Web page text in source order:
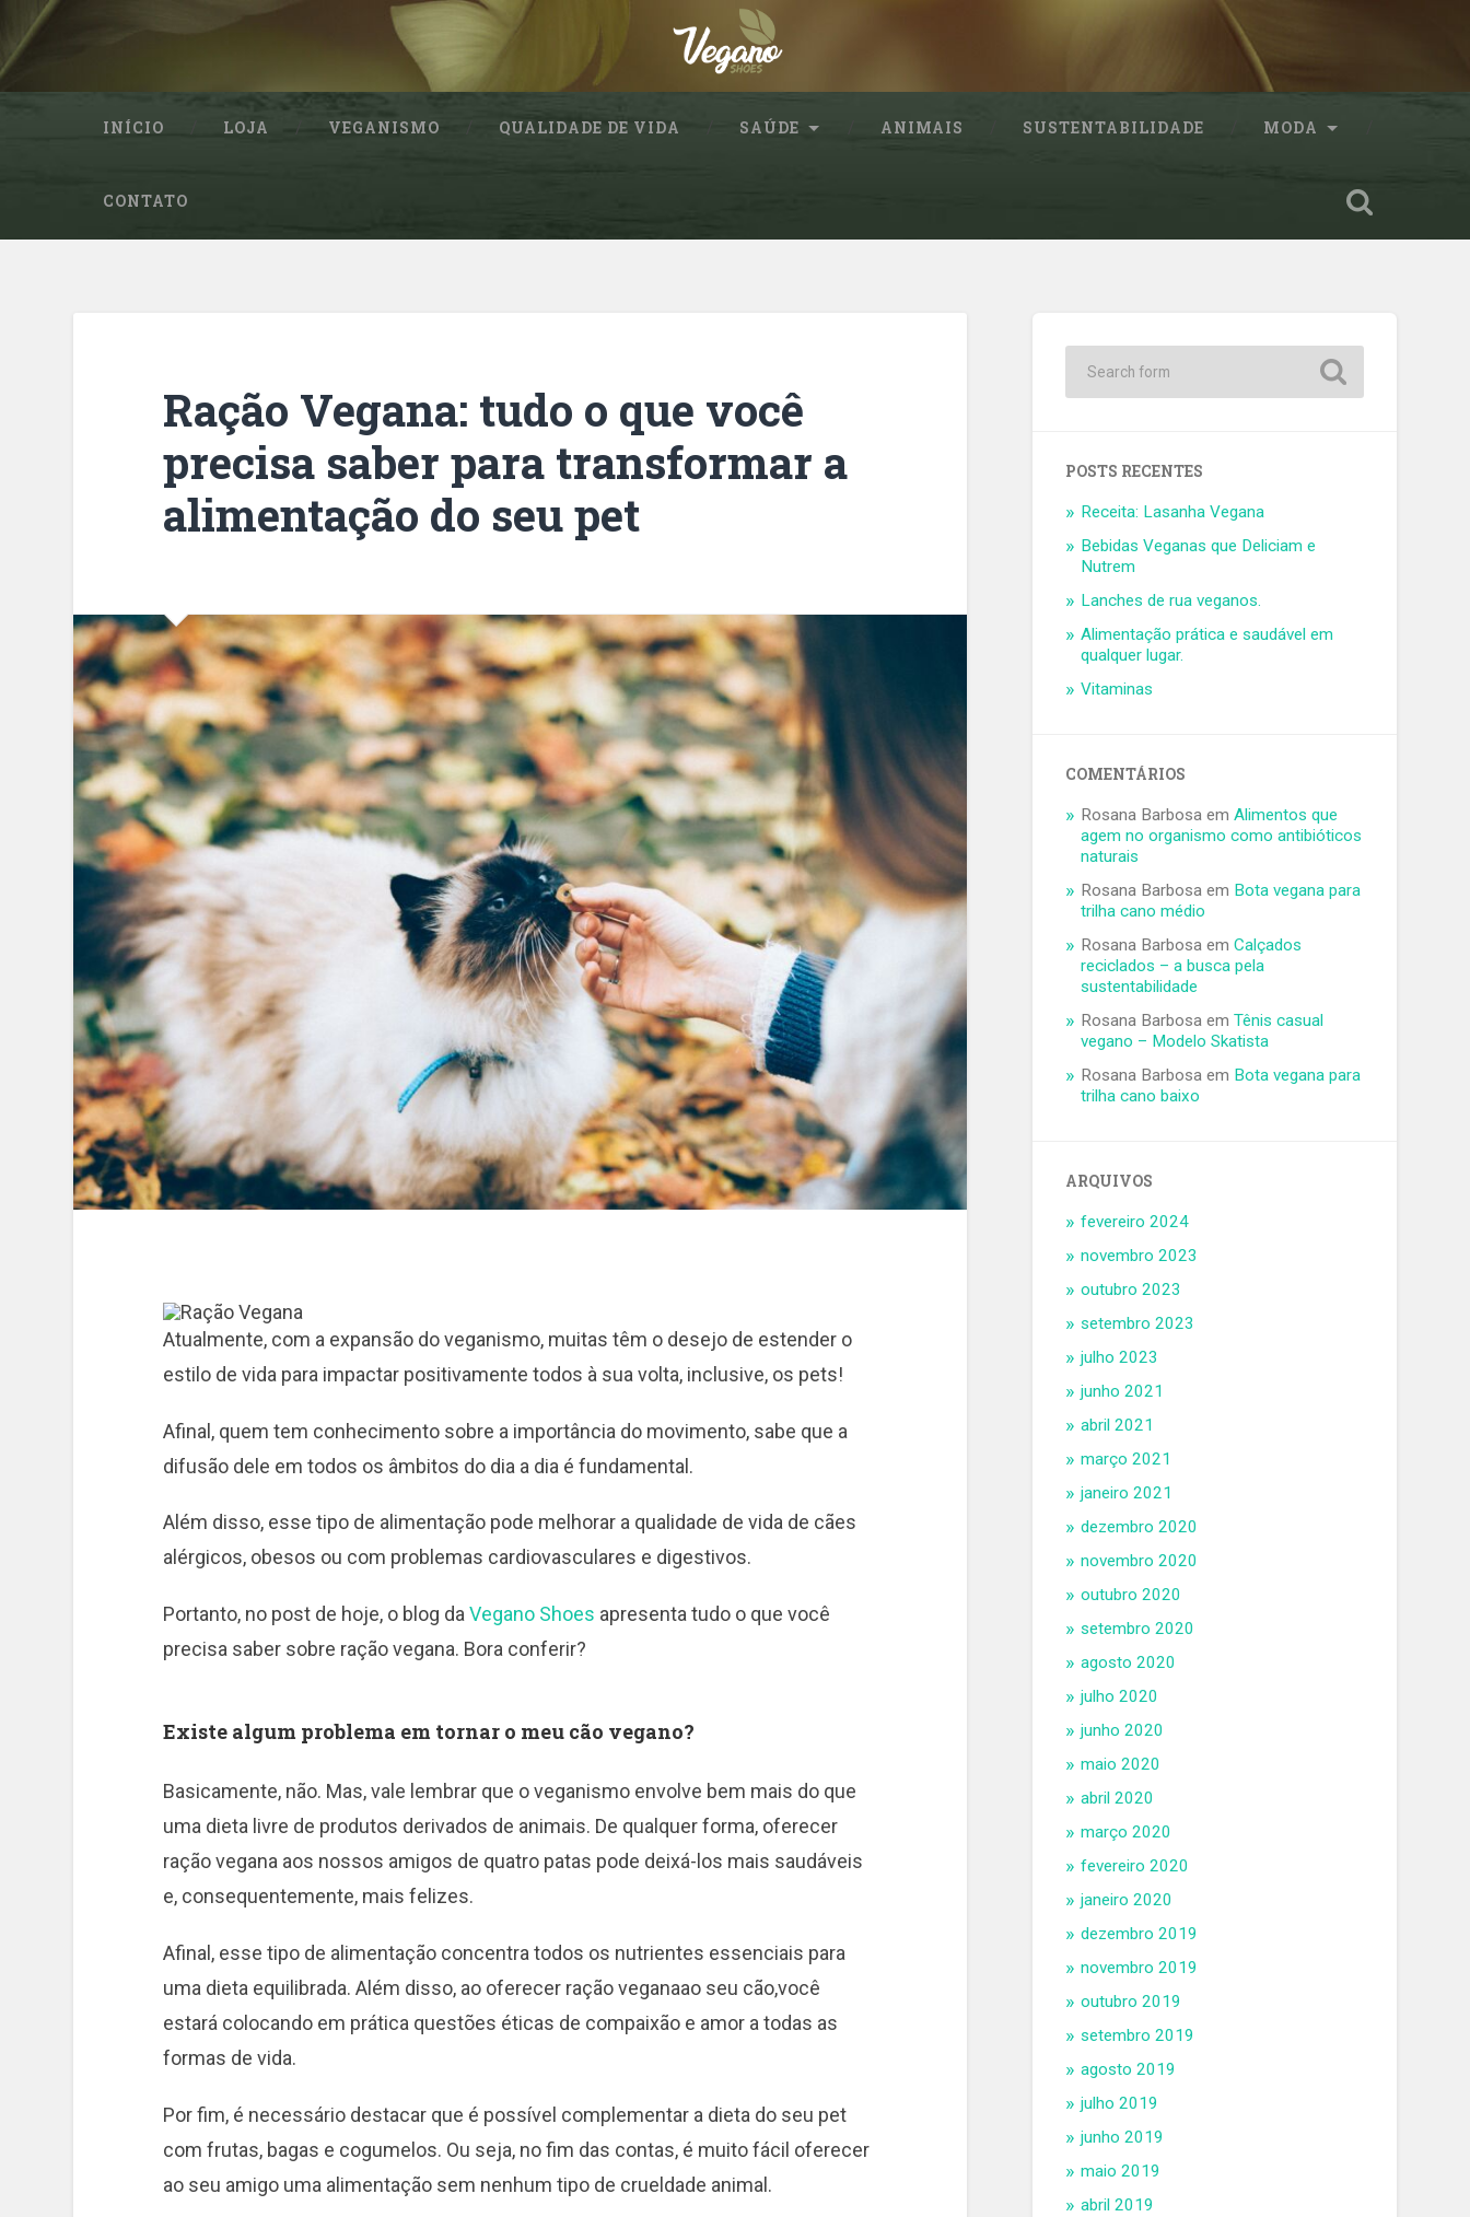
INÍCIO LOJA VEGANISMO QUALIDADE DE VIDA SAÚDE ANIMAIS SUSTENTABILIDADE MODA
CONTATO
Ração Vegana: tudo o que você
precisa saber para transformar a
alimentação do seu pet
Atualmente, com a expansão do veganismo, muitas têm o desejo de estender o
estilo de vida para impactar positivamente todos à sua volta, inclusive, os pets!
Afinal, quem tem conhecimento sobre a importância do movimento, sabe que a
difusão dele em todos os âmbitos do dia a dia é fundamental.
Além disso, esse tipo de alimentação pode melhorar a qualidade de vida de cães
alérgicos, obesos ou com problemas cardiovasculares e digestivos.
Portanto, no post de hoje, o blog da Vegano Shoes apresenta tudo o que você
precisa saber sobre ração vegana. Bora conferir?
Existe algum problema em tornar o meu cão vegano?
Basicamente, não. Mas, vale lembrar que o veganismo envolve bem mais do que
uma dieta livre de produtos derivados de animais. De qualquer forma, oferecer
ração vegana aos nossos amigos de quatro patas pode deixá-los mais saudáveis
e, consequentemente, mais felizes.
Afinal, esse tipo de alimentação concentra todos os nutrientes essenciais para
uma dieta equilibrada. Além disso, ao oferecer ração veganaao seu cão,você
estará colocando em prática questões éticas de compaixão e amor a todas as
formas de vida.
Por fim, é necessário destacar que é possível complementar a dieta do seu pet
com frutas, bagas e cogumelos. Ou seja, no fim das contas, é muito fácil oferecer
ao seu amigo uma alimentação sem nenhum tipo de crueldade animal.
POSTS RECENTES
Receita: Lasanha Vegana
Bebidas Veganas que Deliciam e
Nutrem
Lanches de rua veganos.
Alimentação prática e saudável em
qualquer lugar.
Vitaminas
COMENTÁRIOS
Rosana Barbosa emAlimentos que
agem no organismo como antibióticos
naturais
Rosana Barbosa em Bota vegana para
trilha cano médio
Rosana Barbosa emCalçados
reciclados – a busca pela
sustentabilidade
Rosana Barbosa emTênis casual
vegano – Modelo Skatista
Rosana Barbosa em Bota vegana para
trilha cano baixo
ARQUIVOS
fevereiro 2024
novembro 2023
outubro 2023
setembro 2023
julho 2023
junho 2021
abril 2021
março 2021
janeiro 2021
dezembro 2020
novembro 2020
outubro 2020
setembro 2020
agosto 2020
julho 2020
junho 2020
maio 2020
abril 2020
março 2020
fevereiro 2020
janeiro 2020
dezembro 2019
novembro 2019
outubro 2019
setembro 2019
agosto 2019
julho 2019
junho 2019
maio 2019
abril 2019